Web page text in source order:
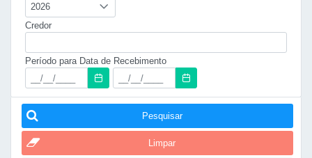
2026
Credor
Período para Data de Recebimento
Pesquisar
Limpar